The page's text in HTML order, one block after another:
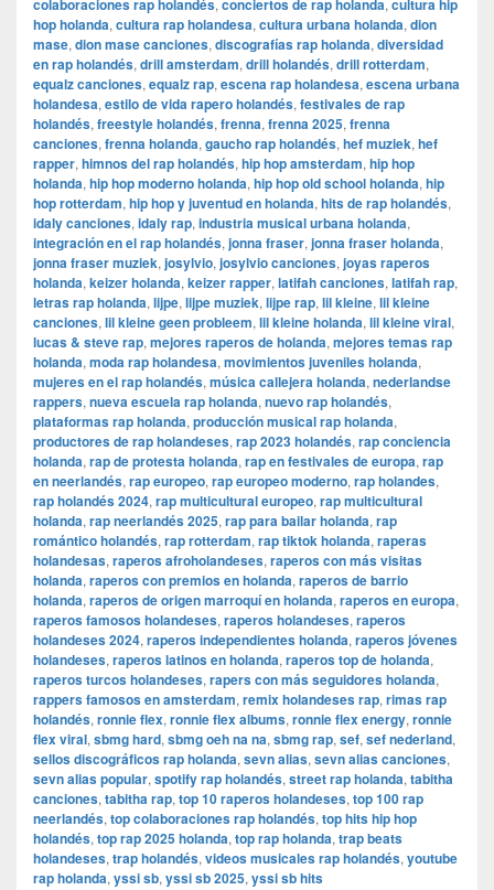
colaboraciones rap holandés, conciertos de rap holanda, cultura hip
hop holanda, cultura rap holandesa, cultura urbana holanda, dion
mase, dion mase canciones, discografías rap holanda, diversidad
en rap holandés, drill amsterdam, drill holandés, drill rotterdam,
equalz canciones, equalz rap, escena rap holandesa, escena urbana
holandesa, estilo de vida rapero holandés, festivales de rap
holandés, freestyle holandés, frenna, frenna 2025, frenna
canciones, frenna holanda, gaucho rap holandés, hef muziek, hef
rapper, himnos del rap holandés, hip hop amsterdam, hip hop
holanda, hip hop moderno holanda, hip hop old school holanda, hip
hop rotterdam, hip hop y juventud en holanda, hits de rap holandés,
idaly canciones, idaly rap, industria musical urbana holanda,
integración en el rap holandés, jonna fraser, jonna fraser holanda,
jonna fraser muziek, josylvio, josylvio canciones, joyas raperos
holanda, keizer holanda, keizer rapper, latifah canciones, latifah rap,
letras rap holanda, lijpe, lijpe muziek, lijpe rap, lil kleine, lil kleine
canciones, lil kleine geen probleem, lil kleine holanda, lil kleine viral,
lucas & steve rap, mejores raperos de holanda, mejores temas rap
holanda, moda rap holandesa, movimientos juveniles holanda,
mujeres en el rap holandés, música callejera holanda, nederlandse
rappers, nueva escuela rap holanda, nuevo rap holandés,
plataformas rap holanda, producción musical rap holanda,
productores de rap holandeses, rap 2023 holandés, rap conciencia
holanda, rap de protesta holanda, rap en festivales de europa, rap
en neerlandés, rap europeo, rap europeo moderno, rap holandes,
rap holandés 2024, rap multicultural europeo, rap multicultural
holanda, rap neerlandés 2025, rap para bailar holanda, rap
romántico holandés, rap rotterdam, rap tiktok holanda, raperas
holandesas, raperos afroholandeses, raperos con más visitas
holanda, raperos con premios en holanda, raperos de barrio
holanda, raperos de origen marroquí en holanda, raperos en europa,
raperos famosos holandeses, raperos holandeses, raperos
holandeses 2024, raperos independientes holanda, raperos jóvenes
holandeses, raperos latinos en holanda, raperos top de holanda,
raperos turcos holandeses, rapers con más seguidores holanda,
rappers famosos en amsterdam, remix holandeses rap, rimas rap
holandés, ronnie flex, ronnie flex albums, ronnie flex energy, ronnie
flex viral, sbmg hard, sbmg oeh na na, sbmg rap, sef, sef nederland,
sellos discográficos rap holanda, sevn alias, sevn alias canciones,
sevn alias popular, spotify rap holandés, street rap holanda, tabitha
canciones, tabitha rap, top 10 raperos holandeses, top 100 rap
neerlandés, top colaboraciones rap holandés, top hits hip hop
holandés, top rap 2025 holanda, top rap holanda, trap beats
holandeses, trap holandés, videos musicales rap holandés, youtube
rap holanda, yssi sb, yssi sb 2025, yssi sb hits